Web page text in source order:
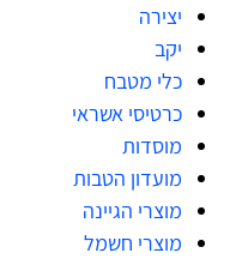
יצירה
יקב
כלי מטבח
כרטיסי אשראי
מוסדות
מועדון הטבות
מוצרי הגיינה
מוצרי חשמל